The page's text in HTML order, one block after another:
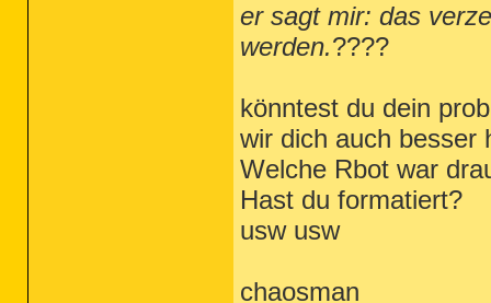
er sagt mir: das
werden.????
könntest du dein
wir dich auch besser
Welche Rbot war
Hast du formatiert?
usw usw
chaosman